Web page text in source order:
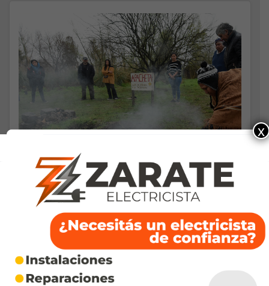
POLITICA
Cierre del mes de la Pachamama
en Punta Querandí
x